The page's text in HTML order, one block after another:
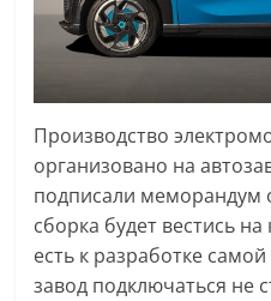
Производство
организовано на
подписали меморандум
сборка будет вестись
есть к разработке
завод подключаться не